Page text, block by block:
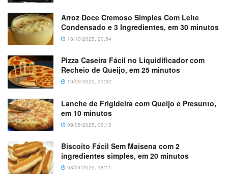
Arroz Doce Cremoso Simples Com Leite
Condensado e 3 Ingredientes, em 30 minutos
18/10/2025, 20:54
Pizza Caseira Fácil no Liquidificador com
Recheio de Queijo, em 25 minutos
10/09/2025, 21:02
Lanche de Frigideira com Queijo e Presunto,
em 10 minutos
09/08/2025, 09:13
Biscoito Fácil Sem Maisena com 2
ingredientes simples, em 20 minutos
08/04/2025, 18:11